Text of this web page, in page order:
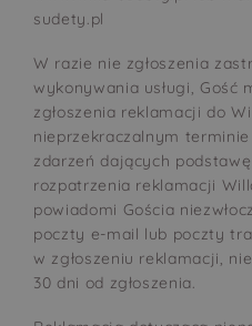
sudety.pl
W razie nie zgłoszenia
wykonywania usługi, Gość
zgłoszenia reklamacji do
nieprzekraczalnym
zdarzeń dających
rozpatrzenia reklamacji
powiadomi Gościa
poczty e-mail lub poczty
w zgłoszeniu reklamacji,
30 dni od zgłoszenia.